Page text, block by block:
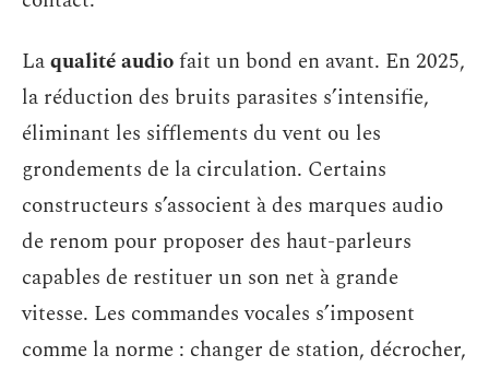
Laqualité audiofait un bond en avant. En 2025,
la réduction des bruits parasites s’intensifie,
éliminant les sifflements du vent ou les
grondements de la circulation. Certains
constructeurs s’associent à des marques audio
de renom pour proposer des haut-parleurs
capables de restituer un son net à grande
vitesse. Les commandes vocales s’imposent
comme la norme : changer de station, décrocher,